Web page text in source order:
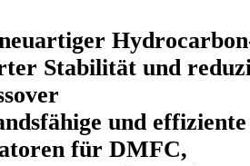
Stabilität und
und effiziente
für DMFC,